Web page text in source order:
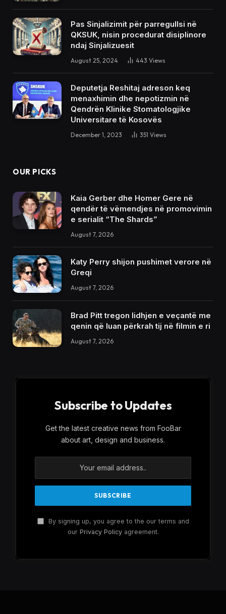
Pas Sinjalizimit për parregullsi në
QKSUK, nisin procedurat disiplinore
ndaj Sinjalizuesit
August 25, 2024 443 Views
Deputetja Reshitaj adreson keq
menaxhimin dhe nepotizmin në
Qendrën Klinike Stomatologjike
Universitare të Kosovës
December 1, 2023 351 Views
OUR PICKS
Kaia Gerber dhe Homer Gere në
qendër të vëmendjes në promovimin
e serialit “The Shards”
August 7, 2026
Katy Perry shijon pushimet verore në
Greqi
August 7, 2026
Brad Pitt tregon lidhjen e veçantë me
qenin që luan përkrah tij në filmin e ri
August 7, 2026
Subscribe to Updates
Get the latest creative news from FooBar
about art, design and business.
By signing up, you agree to the our terms and
our Privacy Policyagreement.